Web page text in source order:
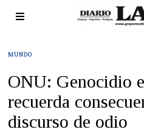
MUNDO
ONU: Genocidio
recuerda
discurso de odio